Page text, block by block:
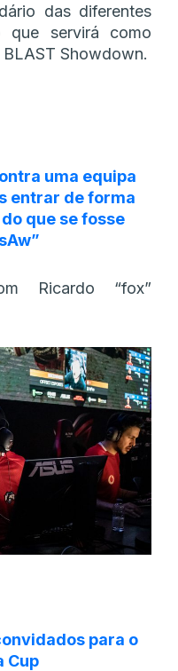
das diferentes
que servirá como
Showdown.
uma equipa
entrar de forma
que se fosse
Ricardo “fox”
para o
Cup